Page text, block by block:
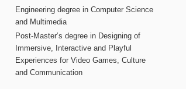
Engineering degree in Computer Science
and Multimedia
Post-Master’s degree in Designing of
Immersive, Interactive and Playful
Experiences for Video Games, Culture
and Communication